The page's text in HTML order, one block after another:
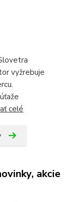
vyžrebuje
celé
akcie